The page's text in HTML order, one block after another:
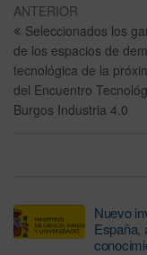
ANTERIOR
Seleccionados los
de los espacios de
tecnológica de la
del Encuentro
Burgos Industria 4.0
Nuevo
España,